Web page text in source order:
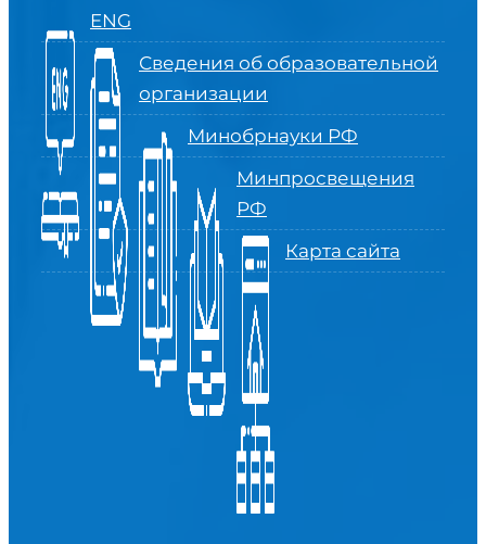
ENG
Сведения об образовательной
организации
Минобрнауки РФ
Минпросвещения
РФ
Карта сайта